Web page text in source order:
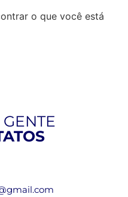
o que você está